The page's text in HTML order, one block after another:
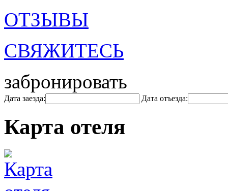
ОТЗЫВЫ
СВЯЖИТЕСЬ
забронировать
Дата заезда: Дата отъезда:
Карта отеля